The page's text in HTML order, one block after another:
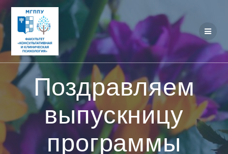
к
контенту
Поздравляем
выпускницу
программы